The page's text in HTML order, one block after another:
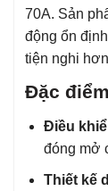
70A. Sản
động ổn
tiện nghi
Đặc
Điều
đóng mở
Thiết kế